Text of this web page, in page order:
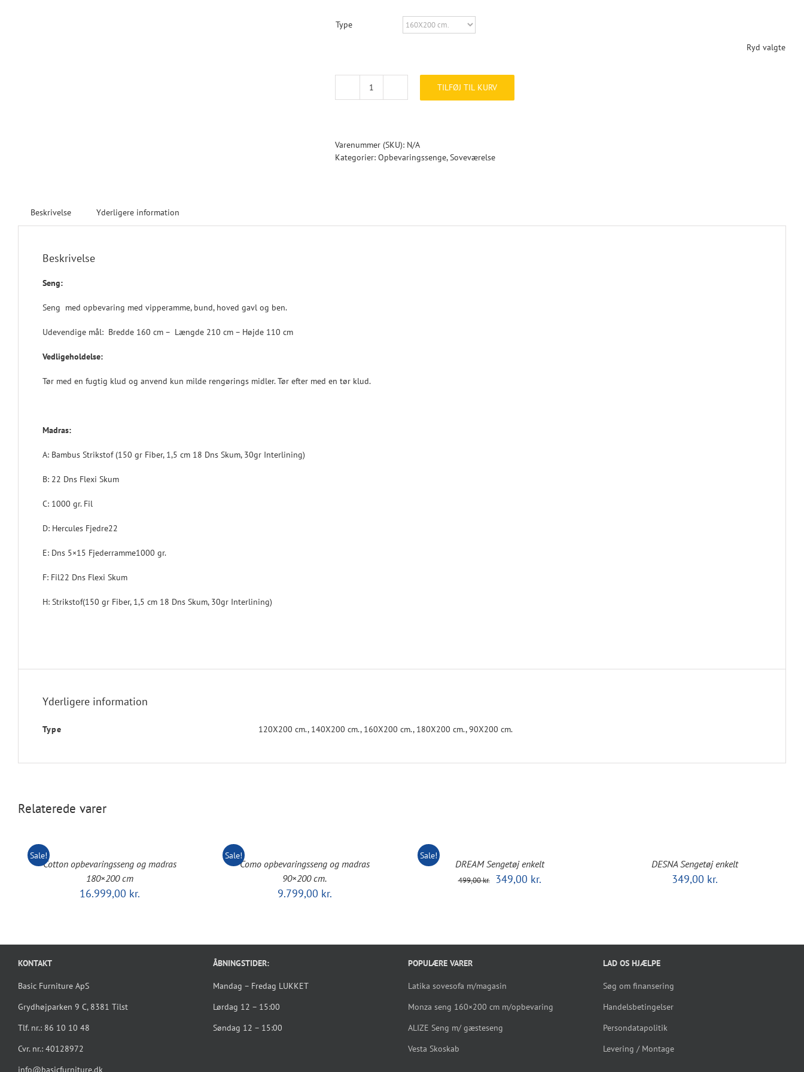
Type
Ryd valgte
Monza
180X200
cm.
TILFØJ TIL KURV
Varenummer (SKU): N/A
Kategorier: Opbevaringssenge,Soveværelse
Beskrivelse Yderligere information
Beskrivelse
Seng:
Seng med opbevaring med vipperamme, bund, hoved gavl og ben.
Udevendige mål: Bredde 160 cm – Længde 210 cm – Højde 110 cm
Vedligeholdelse:
Tør med en fugtig klud og anvend kun milde rengørings midler. Tør efter med en tør klud.
Madras:
A: Bambus Strikstof (150 gr Fiber, 1,5 cm 18 Dns Skum, 30gr Interlining)
B: 22 Dns Flexi Skum
C: 1000 gr. Fil
D: Hercules Fjedre22
E: Dns 5×15 Fjederramme1000 gr.
F: Fil22 Dns Flexi Skum
H: Strikstof(150 gr Fiber, 1,5 cm 18 Dns Skum, 30gr Interlining)
Yderligere information
Type 120X200 cm., 140X200 cm., 160X200 cm., 180X200 cm.,90X200 cm.
Relaterede varer
Sale!
Cotton opbevaringsseng og madras
180×200 cm
16.999,00 kr.
Sale!
Como opbevaringsseng og madras
90×200 cm.
9.799,00 kr.
Sale!
DREAM Sengetøj enkelt
499,00kr.
Den
349,00 kr.
DESNA Sengetøj enkelt
349,00 kr.
KONTAKT
Basic Furniture ApS
Grydhøjparken 9 C, 8381 Tilst
Tlf. nr.: 86 10 10 48
Cvr. nr.: 40128972
info@basicfurniture.dk
ÅBNINGSTIDER:
Mandag – Fredag LUKKET
Lørdag 12 – 15:00
Søndag 12 – 15:00
POPULÆRE VARER
Latika sovesofa m/magasin
Monza seng 160×200 cm m/opbevaring
ALIZE Seng m/ gæsteseng
Vesta Skoskab
LAD OS HJÆLPE
Søg om finansering
Handelsbetingelser
Persondatapolitik
Levering / Montage